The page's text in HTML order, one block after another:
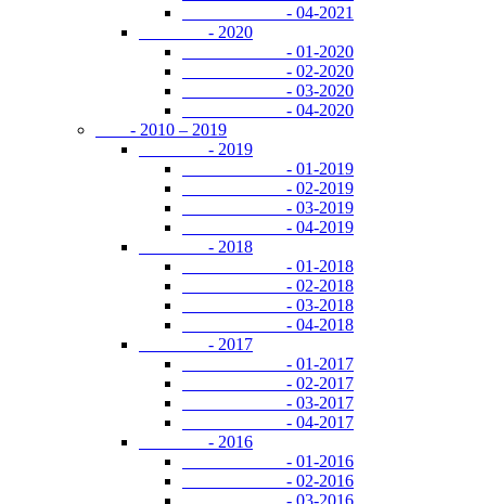
- 04-2021
- 2020
- 01-2020
- 02-2020
- 03-2020
- 04-2020
- 2010 – 2019
- 2019
- 01-2019
- 02-2019
- 03-2019
- 04-2019
- 2018
- 01-2018
- 02-2018
- 03-2018
- 04-2018
- 2017
- 01-2017
- 02-2017
- 03-2017
- 04-2017
- 2016
- 01-2016
- 02-2016
- 03-2016